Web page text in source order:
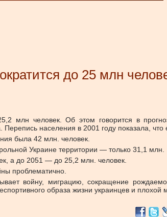
до 25 млн
млн человек. Об этом говорится в
населения в 2001 году показала, что
была 42 млн. человек.
Украине территории — только 31,1 млн.
а до 2051 — до 25,2 млн. человек.
проблематично.
войну, миграцию, сокращение
образа жизни украинцев и плохой